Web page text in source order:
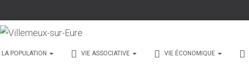
POPULATION VIE ASSOCIATIVE VIE ÉCONOMIQUE